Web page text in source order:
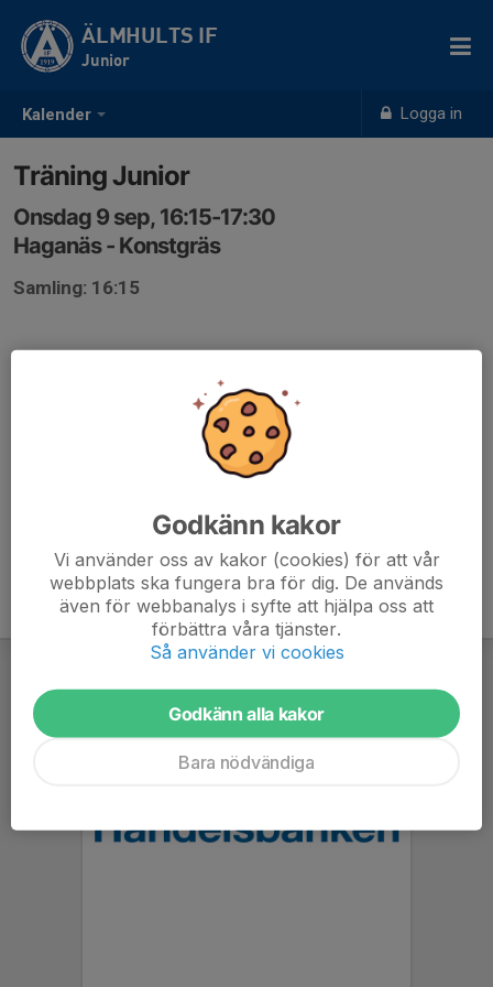
Kalender Logga in
ÄLMHULTS IF
Junior
Träning Junior
Onsdag 9 sep, 16:15-17:30
Haganäs - Konstgräs
Samling: 16:15
Godkänn kakor
Vi använder oss av kakor (cookies) för att vår
webbplats ska fungera bra för dig. De används
även för webbanalys i syfte att hjälpa oss att
förbättra våra tjänster.
Så använder vi cookies
Godkänn alla kakor
Bara nödvändiga